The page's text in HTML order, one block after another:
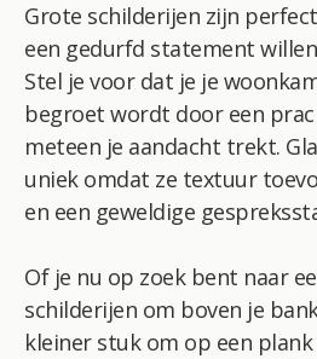
Grote schilderijen zijn
een gedurfd statement
Stel je voor dat je je
begroet wordt door een
meteen je aandacht trekt.
uniek omdat ze textuur
en een geweldige
Of je nu op zoek bent naar
schilderijen om boven je
kleiner stuk om op een